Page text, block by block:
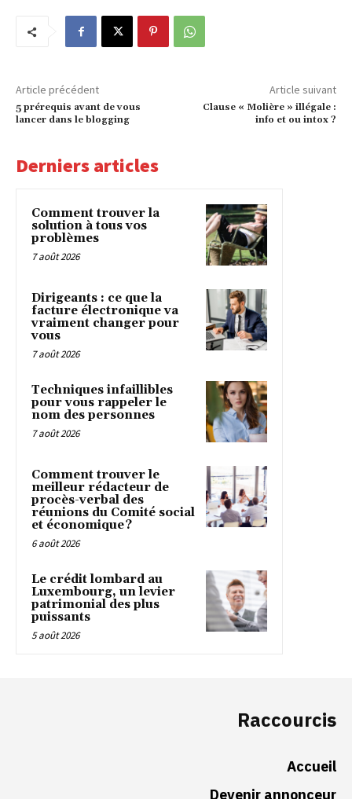
Article précédent
5 prérequis avant de vous
lancer dans le blogging
Article suivant
Clause « Molière » illégale :
info et ou intox ?
Derniers articles
Comment trouver la
solution à tous vos
problèmes
7 août 2026
Dirigeants : ce que la
facture électronique va
vraiment changer pour
vous
7 août 2026
Techniques infaillibles
pour vous rappeler le
nom des personnes
7 août 2026
Comment trouver le
meilleur rédacteur de
procès-verbal des
réunions du Comité social
et économique ?
6 août 2026
Le crédit lombard au
Luxembourg, un levier
patrimonial des plus
puissants
5 août 2026
Raccourcis
Accueil
Devenir annonceur